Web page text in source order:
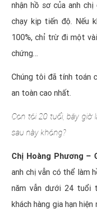
nhận hồ sơ của anh
chạy kịp tiến độ. Nếu
100%, chỉ trừ đi một
chứng…
Chúng tôi đã tính toán
an toàn cao nhất.
Con tôi 20 tuổi, bây giờ
sau này không?
Chị Hoàng Phương –
anh chị vẫn có thể làm
năm vẫn dưới 24 tuổi
khách hàng gia hạn